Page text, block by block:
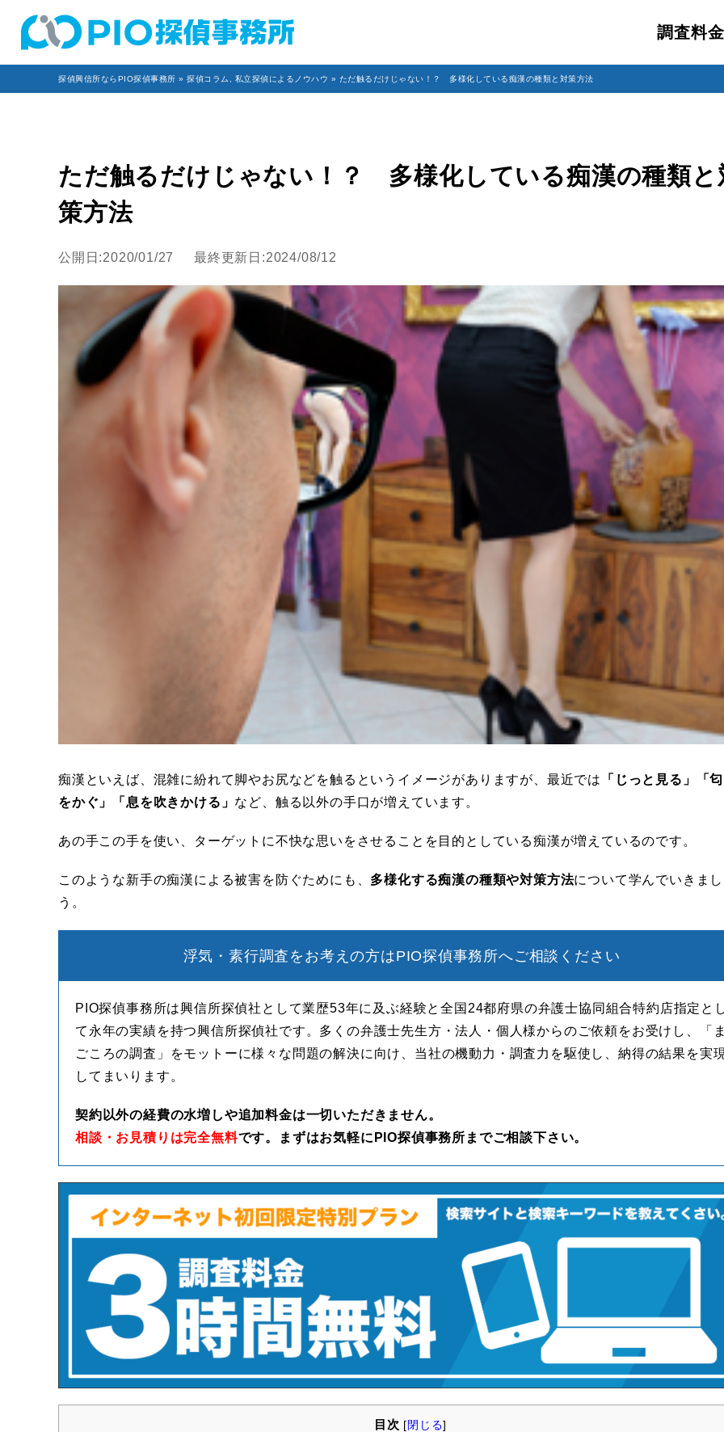
調査料金
探偵興信所ならPIO探偵事務所 » 探偵コラム 私立探偵によるノウハウ » ただ触るだけじゃない！？ 多様化している痴漢の種類と対策方法
ただ触るだけじゃない！？ 多様化している痴漢の種類と
策方法
公開日:2020/01/27 最終更新日:2024/08/12
痴漢といえば、混雑に紛れて脚やお尻などを触るというイメージがありますが、最近では
「じっと見る」「
をかぐ」「息を吹きかける」 など、触る以外の手口が増えています。
あの手この手を使い、ターゲットに不快な思いをさせることを目的としている痴漢が増えているのです。
このような新手の痴漢による被害を防ぐためにも、 多様化する痴漢の種類や対策方法について学んでいきまし
う。
浮気・素行調査をお考えの方はPIO探偵事務所へご相談ください
PIO探偵事務所は興信所探偵社として業歴53年に及ぶ経験と全国24都府県の弁護士協同組合特約店指定と
て永年の実績を持つ興信所探偵社です。多くの弁護士先生方・法人・個人様からのご依頼をお受けし、「ま
ごころの調査」をモットーに様々な問題の解決に向け、当社の機動力・調査力を駆使し、納得の結果を実現
してまいります。
契約以外の経費の水増しや追加料金は一切いただきません。
相談・お見積りは完全無料です。まずはお気軽にPIO探偵事務所までご相談下さい。
目次 [閉じる]